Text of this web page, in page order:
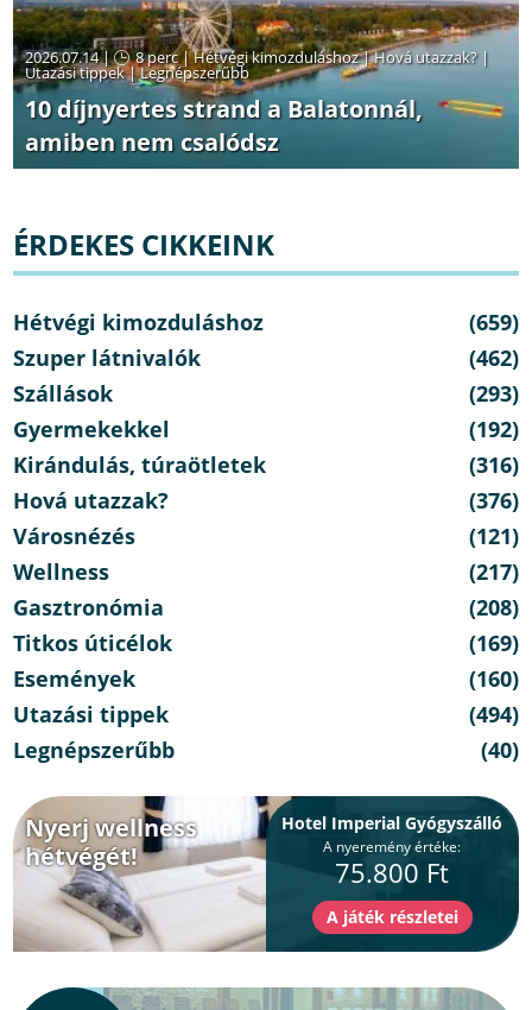
2026.07.14 | 8 perc|Hétvégi kimozduláshoz|Hová utazzak? |
Utazási tippek|Legnépszerűbb
10 díjnyertes strand a Balatonnál,
amiben nem csalódsz
ÉRDEKES CIKKEINK
Hétvégi kimozduláshoz
(659)
Szuper látnivalók
(462)
Szállások
(293)
Gyermekekkel
(192)
Kirándulás, túraötletek
(316)
Hová utazzak?
(376)
Városnézés
(121)
Wellness
(217)
Gasztronómia
(208)
Titkos úticélok
(169)
Események
(160)
Utazási tippek
(494)
Legnépszerűbb
(40)
Nyerj wellness
hétvégét!
Hotel Imperial Gyógyszálló
A nyeremény értéke:
75.800 Ft